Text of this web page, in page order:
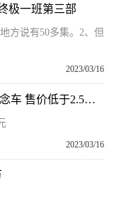
极一班第三部
方说有50多集。2、但
2023/03/16
【天天新要闻】大众汽车发布ID. 2all概念车 售价低于2.5万欧元
2023/03/16